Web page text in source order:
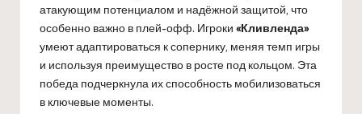
атакующим потенциалом и надёжной защитой, что
особенно важно в плей-офф. Игроки «Кливленда»
умеют адаптироваться к сопернику, меняя темп игры
и используя преимущество в росте под кольцом. Эта
победа подчеркнула их способность мобилизоваться
в ключевые моменты.